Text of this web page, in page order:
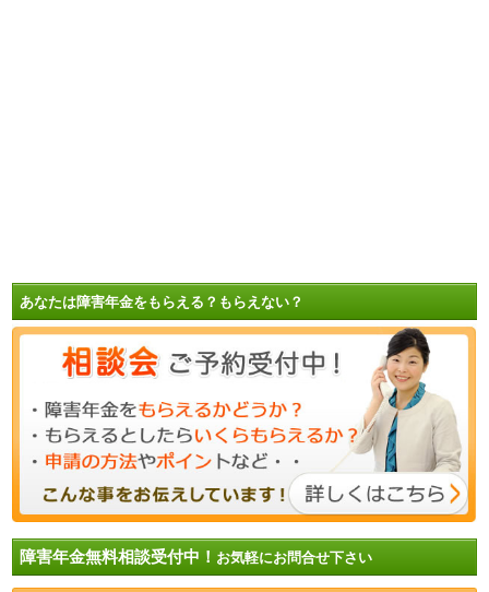
あなたは障害年金をもらえる？もらえない？
障害年金無料相談受付中！ お気軽にお問合せ下さい